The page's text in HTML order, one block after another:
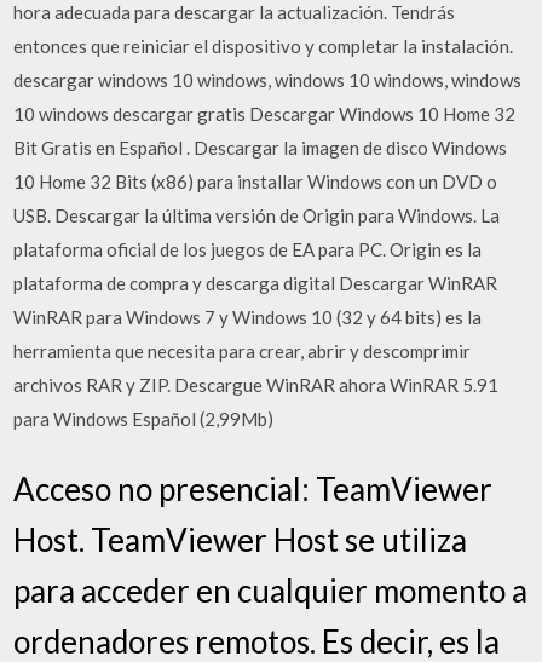
hora adecuada para descargar la actualización. Tendrás
entonces que reiniciar el dispositivo y completar la instalación.
descargar windows 10 windows, windows 10 windows, windows
10 windows descargar gratis Descargar Windows 10 Home 32
Bit Gratis en Español . Descargar la imagen de disco Windows
10 Home 32 Bits (x86) para installar Windows con un DVD o
USB. Descargar la última versión de Origin para Windows. La
plataforma oficial de los juegos de EA para PC. Origin es la
plataforma de compra y descarga digital Descargar WinRAR
WinRAR para Windows 7 y Windows 10 (32 y 64 bits) es la
herramienta que necesita para crear, abrir y descomprimir
archivos RAR y ZIP. Descargue WinRAR ahora WinRAR 5.91
para Windows Español (2,99Mb)
Acceso no presencial: TeamViewer
Host. TeamViewer Host se utiliza
para acceder en cualquier momento a
ordenadores remotos. Es decir, es la